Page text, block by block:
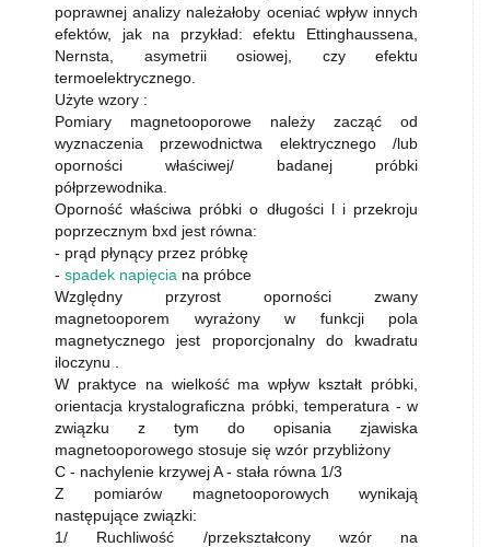
poprawnej analizy należałoby oceniać wpływ innych
efektów, jak na przykład: efektu Ettinghaussena,
Nernsta, asymetrii osiowej, czy efektu
termoelektrycznego.
Użyte wzory :
Pomiary magnetooporowe należy zacząć od
wyznaczenia przewodnictwa elektrycznego /lub
oporności właściwej/ badanej próbki
półprzewodnika.
Oporność właściwa próbki o długości l i przekroju
poprzecznym bxd jest równa:
- prąd płynący przez próbkę
- spadek napięcia na próbce
Względny przyrost oporności zwany
magnetooporem wyrażony w funkcji pola
magnetycznego jest proporcjonalny do kwadratu
iloczynu .
W praktyce na wielkość ma wpływ kształt próbki,
orientacja krystalograficzna próbki, temperatura - w
związku z tym do opisania zjawiska
magnetooporowego stosuje się wzór przybliżony
C - nachylenie krzywej A - stała równa 1/3
Z pomiarów magnetooporowych wynikają
następujące związki:
1/ Ruchliwość /przekształcony wzór na